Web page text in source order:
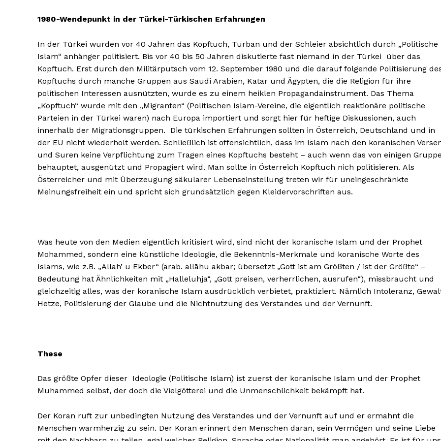
1980-Wendepunkt in der Türkei-Türkischen Erfahrungen
In der Türkei wurden vor 40 Jahren das Kopftuch, Turban und der Schleier absichtlich durch „Politische
Islam“ anhänger politisiert. Bis vor 40 bis 50 Jahren diskutierte fast niemand in der Türkei über das
Kopftuch. Erst durch den Militärputsch vom 12. September 1980 und die darauf folgende Politisierung
Kopftuchs durch manche Gruppen aus Saudi Arabien, Katar und Ägypten, die die Religion für ihre
politischen Interessen ausnützten, wurde es zu einem heiklen Propagandainstrument. Das Thema
„Kopftuch“ wurde mit den „Migranten“ (Politischen Islam-Vereine, die eigentlich reaktionäre politische
Parteien in der Türkei waren) nach Europa importiert und sorgt hier für heftige Diskussionen, auch
innerhalb der Migrationsgruppen. Die türkischen Erfahrungen sollten in Österreich, Deutschland und in
der EU nicht wiederholt werden. Schließlich ist offensichtlich, dass im Islam nach den koranischen
und Suren keine Verpflichtung zum Tragen eines Kopftuchs besteht – auch wenn das von einigen
behauptet, ausgenützt und Propagiert wird. Man sollte in Österreich Kopftuch nich politisieren. Als
Österreicher und mit Überzeugung säkularer Lebenseinstellung treten wir für uneingeschränkte
Meinungsfreiheit ein und spricht sich grundsätzlich gegen Kleidervorschriften aus.
Was heute von den Medien eigentlich kritisiert wird, sind nicht der koranische Islam und der Prophet
Mohammed, sondern eine künstliche Ideologie, die Bekenntnis-Merkmale und koranische Worte des
Islams, wie z.B. „Allah’ u Ekber“ (arab. allāhu akbar; übersetzt „Gott ist am Größten / ist der Größte“ –
Bedeutung hat Ähnlichkeiten mit „Halleluhja“, „Gott preisen, verherrlichen, ausrufen“), missbraucht und
gleichzeitig alles, was der koranische Islam ausdrücklich verbietet, praktiziert. Nämlich Intoleranz,
Hetze, Politisierung der Glaube und die Nichtnutzung des Verstandes und der Vernunft.
These
Das größte Opfer dieser Ideologie (Politische Islam) ist zuerst der koranische Islam und der Prophet
Muhammed selbst, der doch die Vielgötterei und die Unmenschlichkeit bekämpft hat.
Der Koran ruft zur unbedingten Nutzung des Verstandes und der Vernunft auf und er ermahnt die
Menschen warmherzig zu sein. Der Koran erinnert den Menschen daran, sein Vermögen und seine Liebe